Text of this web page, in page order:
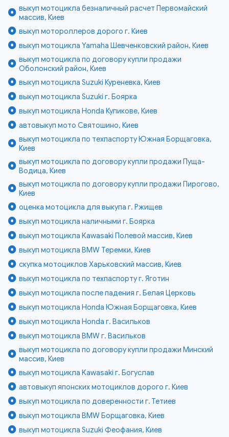
выкуп мотоцикла безналичный расчет Первомайский
массив, Киев
выкуп мотороллеров дорого г. Киев
выкуп мотоцикла Yamaha Шевченковский район, Киев
выкуп мотоцикла по договору купли продажи
Оболонский район, Киев
выкуп мотоцикла Suzuki Куреневка, Киев
выкуп мотоцикла Suzuki г. Боярка
выкуп мотоцикла Honda Куликове, Киев
автовыкуп мото Святошино, Киев
выкуп мотоцикла по техпаспорту Южная Борщаговка,
Киев
выкуп мотоцикла по договору купли продажи Пуща-
Водица, Киев
выкуп мотоцикла по договору купли продажи Пирогово,
Киев
оценка мотоцикла для выкупа г. Ржищев
выкуп мотоцикла наличными г. Боярка
выкуп мотоцикла Kawasaki Полевой массив, Киев
выкуп мотоцикла BMW Теремки, Киев
скупка мотоциклов Харьковский массив, Киев
выкуп мотоцикла по техпаспорту г. Яготин
выкуп мотоцикла после падения г. Белая Церковь
выкуп мотоцикла Honda Южная Борщаговка, Киев
выкуп мотоцикла Honda г. Васильков
выкуп мотоцикла BMW г. Васильков
выкуп мотоцикла по договору купли продажи Минский
массив, Киев
выкуп мотоцикла Kawasaki г. Богуслав
автовыкуп японских мотоциклов дорого г. Киев
выкуп мотоцикла по доверенности г. Тетиев
выкуп мотоцикла BMW Борщаговка, Киев
выкуп мотоцикла Suzuki Феофания, Киев